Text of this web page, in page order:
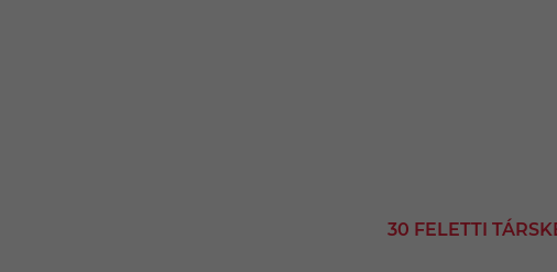
30 FELETTI